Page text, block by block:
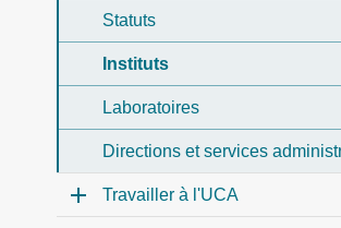
Statuts
Instituts
Laboratoires
Directions et services
Travailler à l'UCA